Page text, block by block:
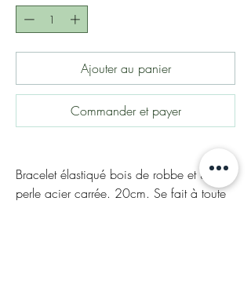
Ajouter au panier
Commander et payer
Bracelet élastiqué bois de robbe et une
perle acier carrée. 20cm. Se fait à toute